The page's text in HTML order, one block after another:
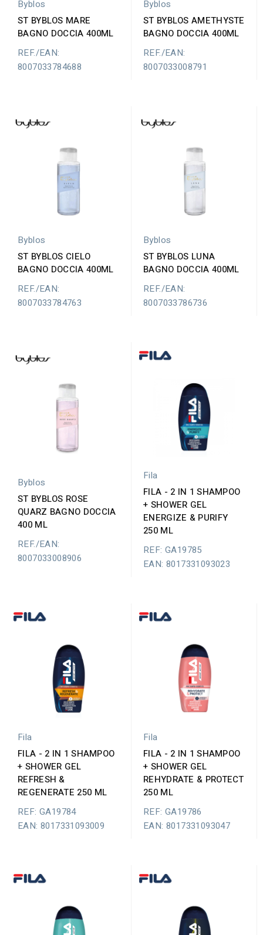
Byblos
ST BYBLOS MARE
BAGNO DOCCIA 400ML
REF./EAN:
8007033784688
Byblos
ST BYBLOS AMETHYSTE
BAGNO DOCCIA 400ML
REF./EAN:
8007033008791
Byblos
ST BYBLOS CIELO
BAGNO DOCCIA 400ML
REF./EAN:
8007033784763
Byblos
ST BYBLOS LUNA
BAGNO DOCCIA 400ML
REF./EAN:
8007033786736
Byblos
ST BYBLOS ROSE
QUARZ BAGNO DOCCIA
400 ML
REF./EAN:
8007033008906
Fila
FILA - 2 IN 1 SHAMPOO
+ SHOWER GEL
ENERGIZE & PURIFY
250 ML
REF: GA19785
EAN: 8017331093023
Fila
FILA - 2 IN 1 SHAMPOO
+ SHOWER GEL
REFRESH &
REGENERATE 250 ML
REF: GA19784
EAN: 8017331093009
Fila
FILA - 2 IN 1 SHAMPOO
+ SHOWER GEL
REHYDRATE & PROTECT
250 ML
REF: GA19786
EAN: 8017331093047